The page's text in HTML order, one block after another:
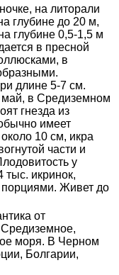
на литорали
глубине до 20 м,
глубине 0,5-1,5 м
в пресной
в
длине 5-7 см.
май, в Средиземном
гнезда из
имеет
10 см, икра
части и
у
икринок,
Живет до
от
Средиземное,
моря. В Черном
Болгарии,